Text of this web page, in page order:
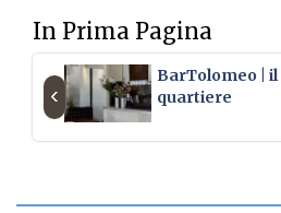
In Prima Pagina
BarTolomeo |
quartiere
‹